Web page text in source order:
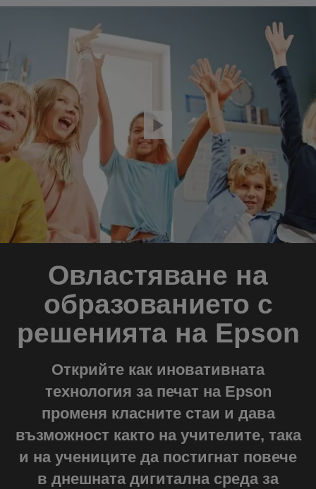
Овластяване на
образованието с
решенията на Epson
Открийте как иновативната
технология за печат на Epson
променя класните стаи и дава
възможност както на учителите, така
и на учениците да постигнат повече
в днешната дигитална среда за